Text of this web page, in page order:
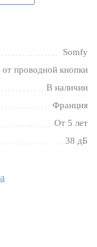
Somfy
от проводной кнопки
В наличии
Франция
От 5 лет
38 дБ